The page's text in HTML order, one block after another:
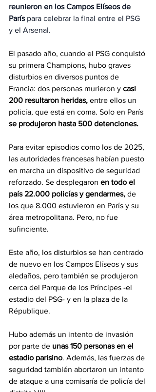
reunieron en los Campos Elíseos de
París para celebrar la final entre el PSG
y el Arsenal.
El pasado año, cuando el PSG conquistó
su primera Champions, hubo graves
disturbios en diversos puntos de
Francia: dos personas murieron y casi
200 resultaron heridas, entre ellos un
policía, que está en coma. Solo en París
se produjeron hasta 500 detenciones.
Para evitar episodios como los de 2025,
las autoridades francesas habían puesto
en marcha un dispositivo de seguridad
reforzado. Se desplegaron en todo el
país 22.000 policías y gendarmes, de
los que 8.000 estuvieron en París y su
área metropolitana. Pero, no fue
sufinciente.
Este año, los disturbios se han centrado
de nuevo en los Campos Elíseos y sus
aledaños, pero también se produjeron
cerca del Parque de los Príncipes -el
estadio del PSG- y en la plaza de la
République.
Hubo además un intento de invasión
por parte de unas 150 personas en el
estadio parisino. Además, las fuerzas de
seguridad también abortaron un intento
de ataque a una comisaría de policía del